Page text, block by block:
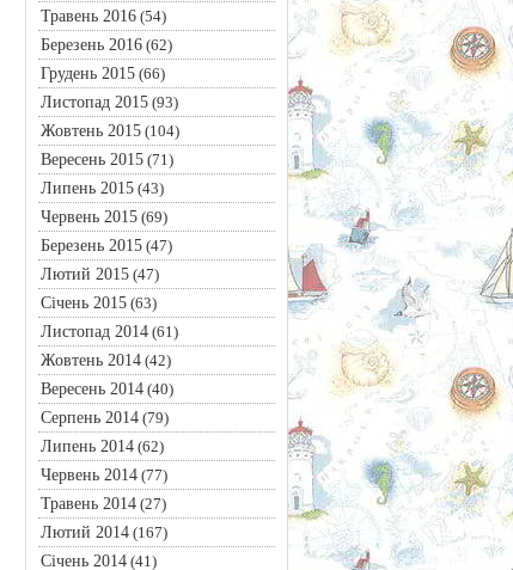
Травень 2016(54)
Березень 2016(62)
Грудень 2015(66)
Листопад 2015(93)
Жовтень 2015(104)
Вересень 2015(71)
Липень 2015(43)
Червень 2015(69)
Березень 2015(47)
Лютий 2015(47)
Січень 2015(63)
Листопад 2014(61)
Жовтень 2014(42)
Вересень 2014(40)
Серпень 2014(79)
Липень 2014(62)
Червень 2014(77)
Травень 2014(27)
Лютий 2014(167)
Січень 2014(41)